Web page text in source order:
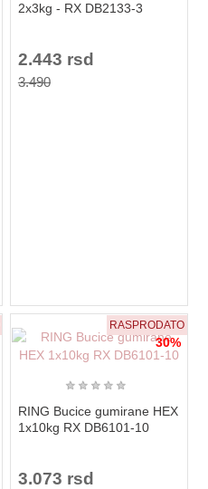
2x3kg - RX DB2133-3
2.443 rsd
3.490
RASPRODATO
30%
★ ★ ★ ★ ★
RING Bucice gumirane HEX
1x10kg RX DB6101-10
3.073 rsd